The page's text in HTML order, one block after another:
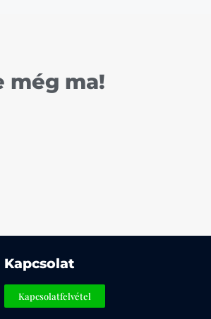
még ma!
Kapcsolat
Kapcsolatfelvétel